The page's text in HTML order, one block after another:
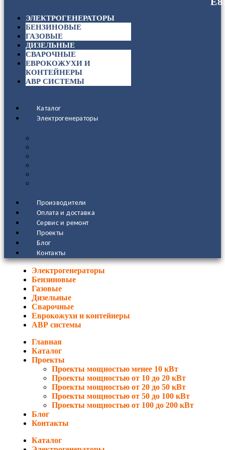
ЭЛЕКТРОГЕНЕРАТОРЫ
БЕНЗИНОВЫЕ
ГАЗОВЫЕ
ДИЗЕЛЬНЫЕ
СВАРОЧНЫЕ
ЕВРОКОЖУХИ И
КОНТЕЙНЕРЫ
АВР СИСТЕМЫ
Каталог
Электрогенераторы
Производители
Оплата и доставка
Сервис и ремонт
Проекты
Блог
Контакты
Электрогенераторы
Бензиновые
Газовые
Дизельные
Сварочные
Еврокожухи и контейнеры
АВР системы
Главная
Каталог
Проекты
Проекты мощностью менее 10 кВт
Проекты мощностью от 10 до 20 кВт
Проекты мощностью от 20 до 50 кВт
Проекты мощностью от 50 до 100 кВт
Проекты мощностью от 100 до 200 кВт
Блог
Контакты
Каталог